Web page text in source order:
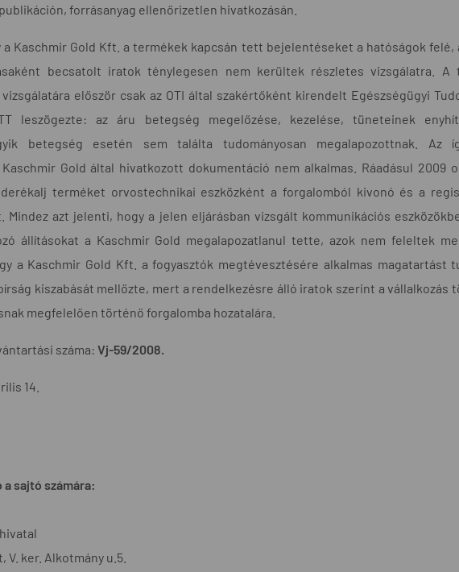
forrásanyag ellenőrizetlen hivatkozásán.
Kaschmir Gold Kft. a termékek kapcsán tett bejelentéseket a hatóságok felé,
becsatolt iratok ténylegesen nem kerültek részletes vizsgálatra.
először csak az OTI által szakértőként kirendelt Egészségügyi
leszögezte: az áru betegség megelőzése, kezelése, tüneteinek
betegség esetén sem találta tudományosan megalapozottnak. Az
Kaschmir Gold által hivatkozott dokumentáció nem alkalmas. Ráadásul 2009
terméket orvostechnikai eszközként a forgalomból kivonó és a
Mindez azt jelenti, hogy a jelen eljárásban vizsgált kommunikációs
állításokat a Kaschmir Gold megalapozatlanul tette, azok nem feleltek
a Kaschmir Gold Kft. a fogyasztók megtévesztésére alkalmas magatartást
kiszabását mellőzte, mert a rendelkezésre álló iratok szerint a
megfelelően történő forgalomba hozatalára.
száma: Vj-59/2008.
14.
sajtó számára:
V. ker. Alkotmány u.5.